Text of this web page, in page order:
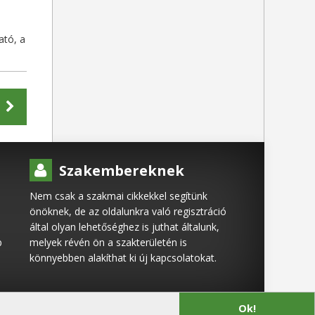
Ok!
a
Szakembereknek
Nem csak a szakmai cikkekkel segítünk
önöknek, de az oldalunkra való regisztráció
által olyan lehetőséghez is juthat általunk,
melyek révén ön a szakterületén is
könnyebben alakíthat ki új kapcsolatokat.